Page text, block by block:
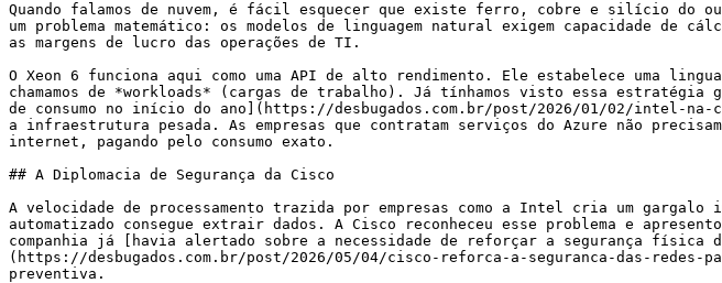
Quando falamos de nuvem, é fácil esquecer que existe ferro, cobre e silício do
um problema matemático: os modelos de linguagem natural exigem capacidade de
as margens de lucro das operações de TI.
O Xeon 6 funciona aqui como uma API de alto rendimento. Ele estabelece uma
chamamos de *workloads* (cargas de trabalho). Já tínhamos visto essa
de consumo no início do ano](https://desbugados.com.br/post/2026/01/02/intel-
a infraestrutura pesada. As empresas que contratam serviços do Azure não
internet, pagando pelo consumo exato.
## A Diplomacia de Segurança da Cisco
A velocidade de processamento trazida por empresas como a Intel cria um gargalo
automatizado consegue extrair dados. A Cisco reconheceu esse problema e
companhia já [havia alertado sobre a necessidade de reforçar a segurança física
(https://desbugados.com.br/post/2026/05/04/cisco-reforca-a-seguranca-das-
preventiva.